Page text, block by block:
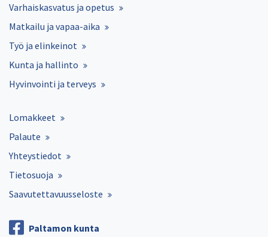
Varhaiskasvatus ja opetus
Matkailu ja vapaa-aika
Työ ja elinkeinot
Kunta ja hallinto
Hyvinvointi ja terveys
Lomakkeet
Palaute
Yhteystiedot
Tietosuoja
Saavutettavuusseloste
Paltamon kunta